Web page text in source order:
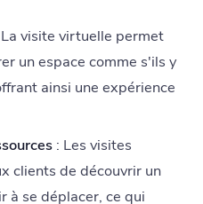
visite virtuelle permet
un espace comme s'ils y
ainsi une expérience
: Les visites
clients de découvrir un
à se déplacer, ce qui